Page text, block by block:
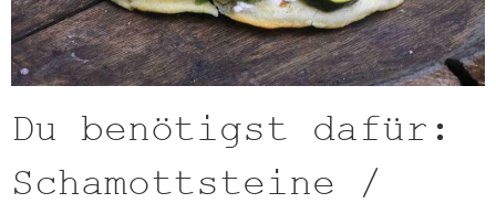
Du benötigst dafür:
Schamottsteine /